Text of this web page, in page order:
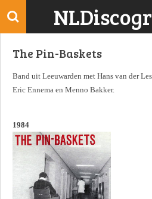
Ga
deThe Pin-Baskets
Band uit Leeuwarden met Hans van der
Eric Ennema en Menno Bakker.
1984